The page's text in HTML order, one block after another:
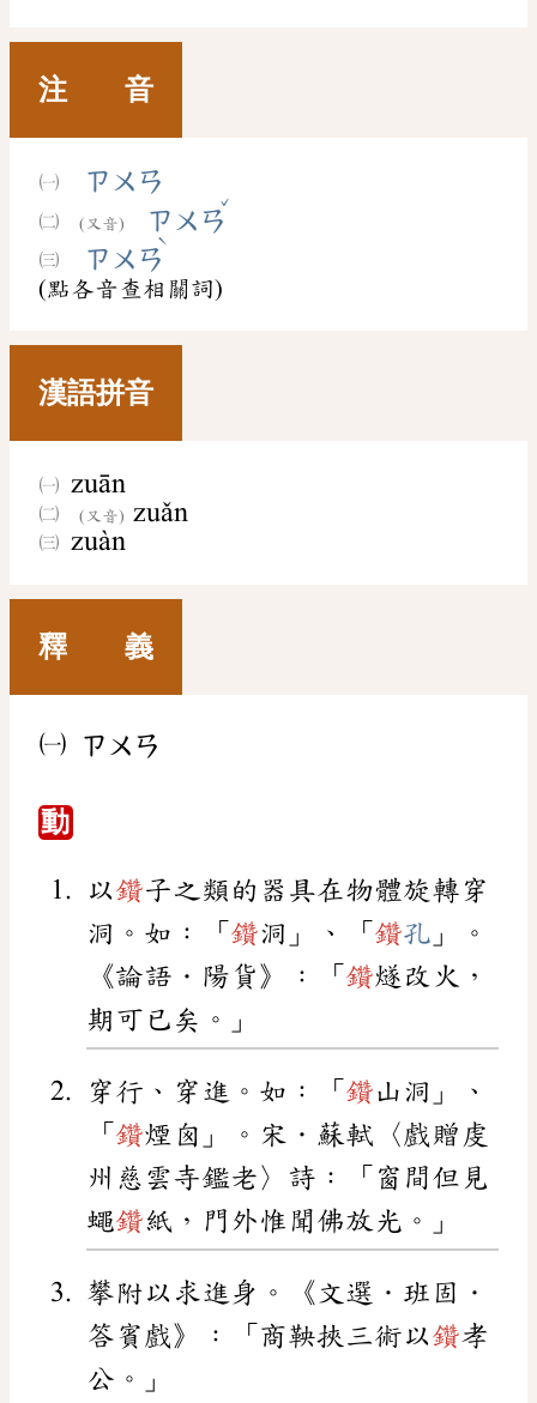
注 音
ㄗㄨㄢ
(又音) ㄗㄨㄢ
ˇ
ㄗㄨㄢ
ˋ
(點各音查相關詞)
漢語拼音
zuān
(又音) zuǎn
zuàn
釋 義
㈠ ㄗㄨㄢ
動
以鑽子之類的器具在物體旋轉穿
洞。如：「 鑽洞」、「 鑽孔 」。
《論語．陽貨》：「 鑽燧改火，
期可已矣。」
穿行、穿進。如：「 鑽山洞」、
「 鑽煙囪」。宋．蘇軾〈戲贈虔
州慈雲寺鑑老〉詩：「窗間但見
蠅鑽紙，門外惟聞佛放光。」
攀附以求進身。《文選．班固．
答賓戲》：「商鞅挾三術以鑽孝
公。」